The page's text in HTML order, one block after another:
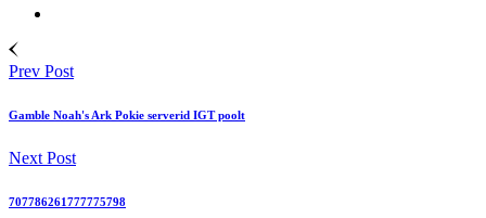
Prev Post
Gamble Noah's Ark Pokie serverid IGT poolt
Next Post
707786261777775798